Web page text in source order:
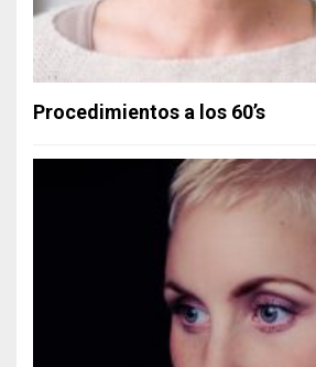
Procedimientos a los 60’s
Procedimientos a los 20’s